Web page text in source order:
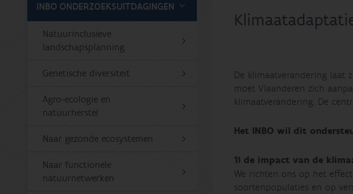
INBO ONDERZOEKSUITDAGINGEN
Natuurinclusieve
landschapsplanning
Genetische diversiteit
Agro-ecologie en
natuurherstel
Naar gezonde ecosystemen
Naar functionele
natuurnetwerken
De klimaatverandering laat
moet Vlaanderen zich
klimaatverandering. De
Het INBO wil dit
1) de impact van de
We richten ons op het
soortenpopulaties en op